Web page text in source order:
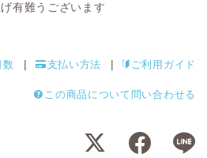
有難うございます
数 支払い方法 ご利用ガイド
この商品について問い合わせる